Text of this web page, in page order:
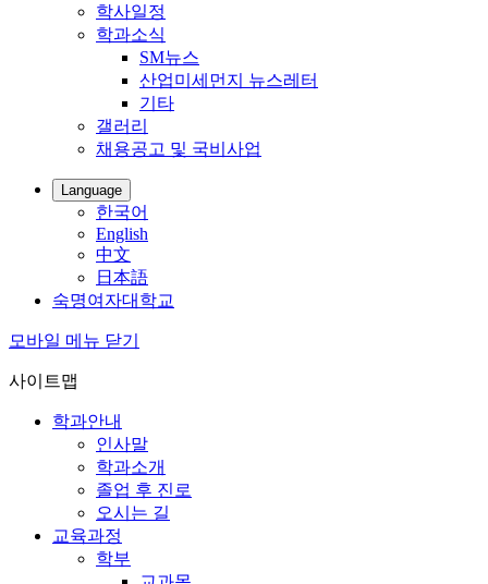
학사일정
학과소식
SM뉴스
산업미세먼지 뉴스레터
기타
갤러리
채용공고 및 국비사업
Language
한국어
English
中文
日本語
숙명여자대학교
모바일 메뉴 닫기
사이트맵
학과안내
인사말
학과소개
졸업 후 진로
오시는 길
교육과정
학부